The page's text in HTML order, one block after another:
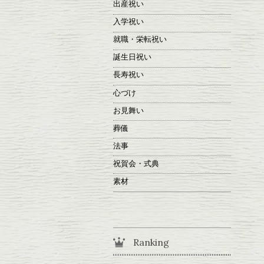
出産祝い
入学祝い
就職・栄転祝い
誕生日祝い
長寿祝い
心づけ
お見舞い
葬儀
法事
祝賀会・式典
素材
Ranking